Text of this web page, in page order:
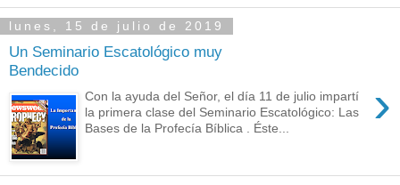
lunes, 15 de julio de 2019
Un Seminario Escatológico muy
Bendecido
›
Con la ayuda del Señor, el día 11 de julio impartí
la primera clase del Seminario Escatológico: Las
Bases de la Profecía Bíblica . Éste...